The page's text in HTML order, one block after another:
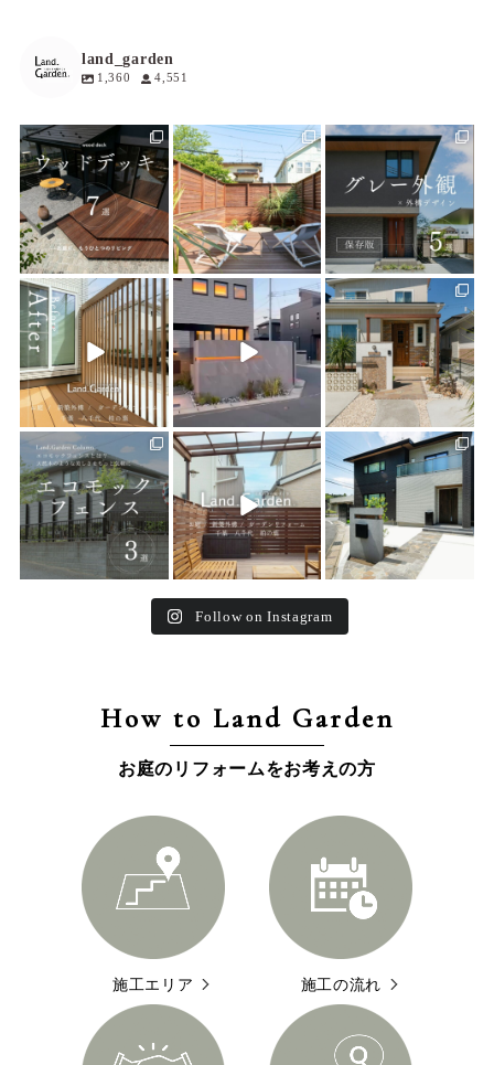
land_garden
1,360 4,551
land_garden
15 0
land_garden
19 0
land_garden
20 0
land_garden
22 0
land_garden
0
land_garden
25 0
land_garden
15 0
land_garden
32 0
land_garden
24 0
Follow on Instagram
How to Land Garden
お庭のリフォームをお考えの方
施工エリア 施工の流れ